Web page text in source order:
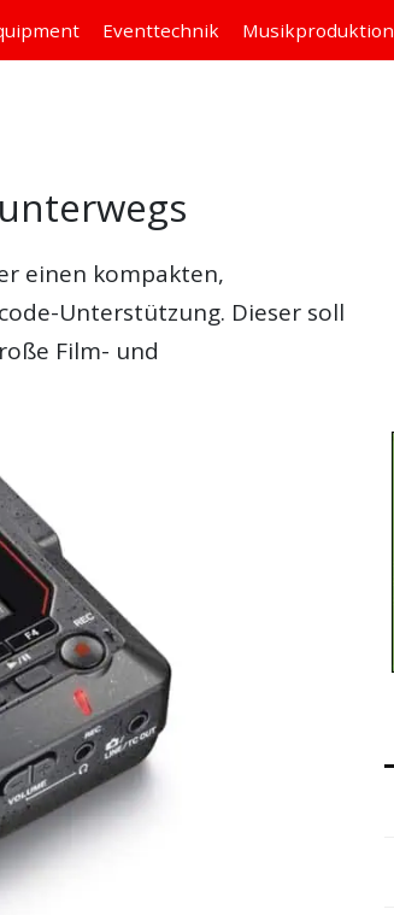
Eventtechnik Musikproduktion
einen kompakten,
Unterstützung. Dieser soll
Film- und